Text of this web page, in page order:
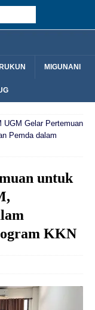
MIGUNANI
UGM Gelar Pertemuan
Pemda dalam
untuk
KKN